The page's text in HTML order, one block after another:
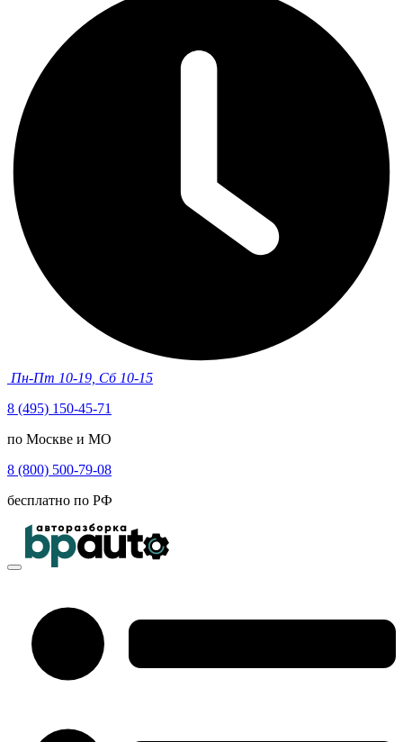
Пн-Пт 10-19, Сб 10-15
8 (495) 150-45-71
по Москве и МО
8 (800) 500-79-08
бесплатно по РФ